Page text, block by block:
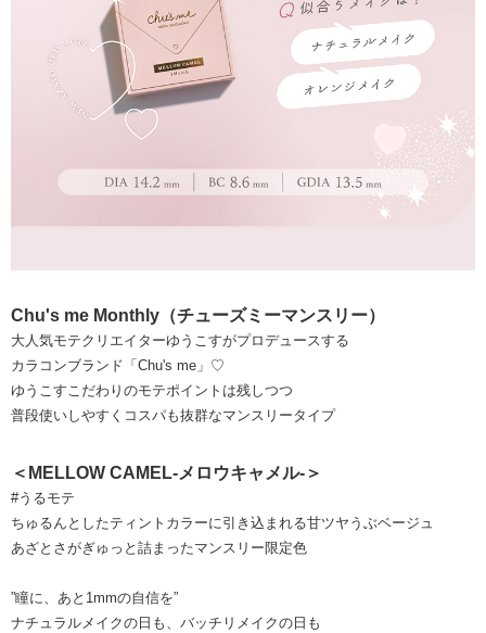
Chu's me Monthly（チューズミーマンスリー）
大人気モテクリエイターゆうこすがプロデュースする
カラコンブランド「Chu's me」♡
ゆうこすこだわりのモテポイントは残しつつ
普段使いしやすくコスパも抜群なマンスリータイプ
＜MELLOW CAMEL-メロウキャメル-＞
#うるモテ
ちゅるんとしたティントカラーに引き込まれる甘ツヤうぶベージュ
あざとさがぎゅっと詰まったマンスリー限定色
”瞳に、あと1mmの自信を”
ナチュラルメイクの日も、バッチリメイクの日も